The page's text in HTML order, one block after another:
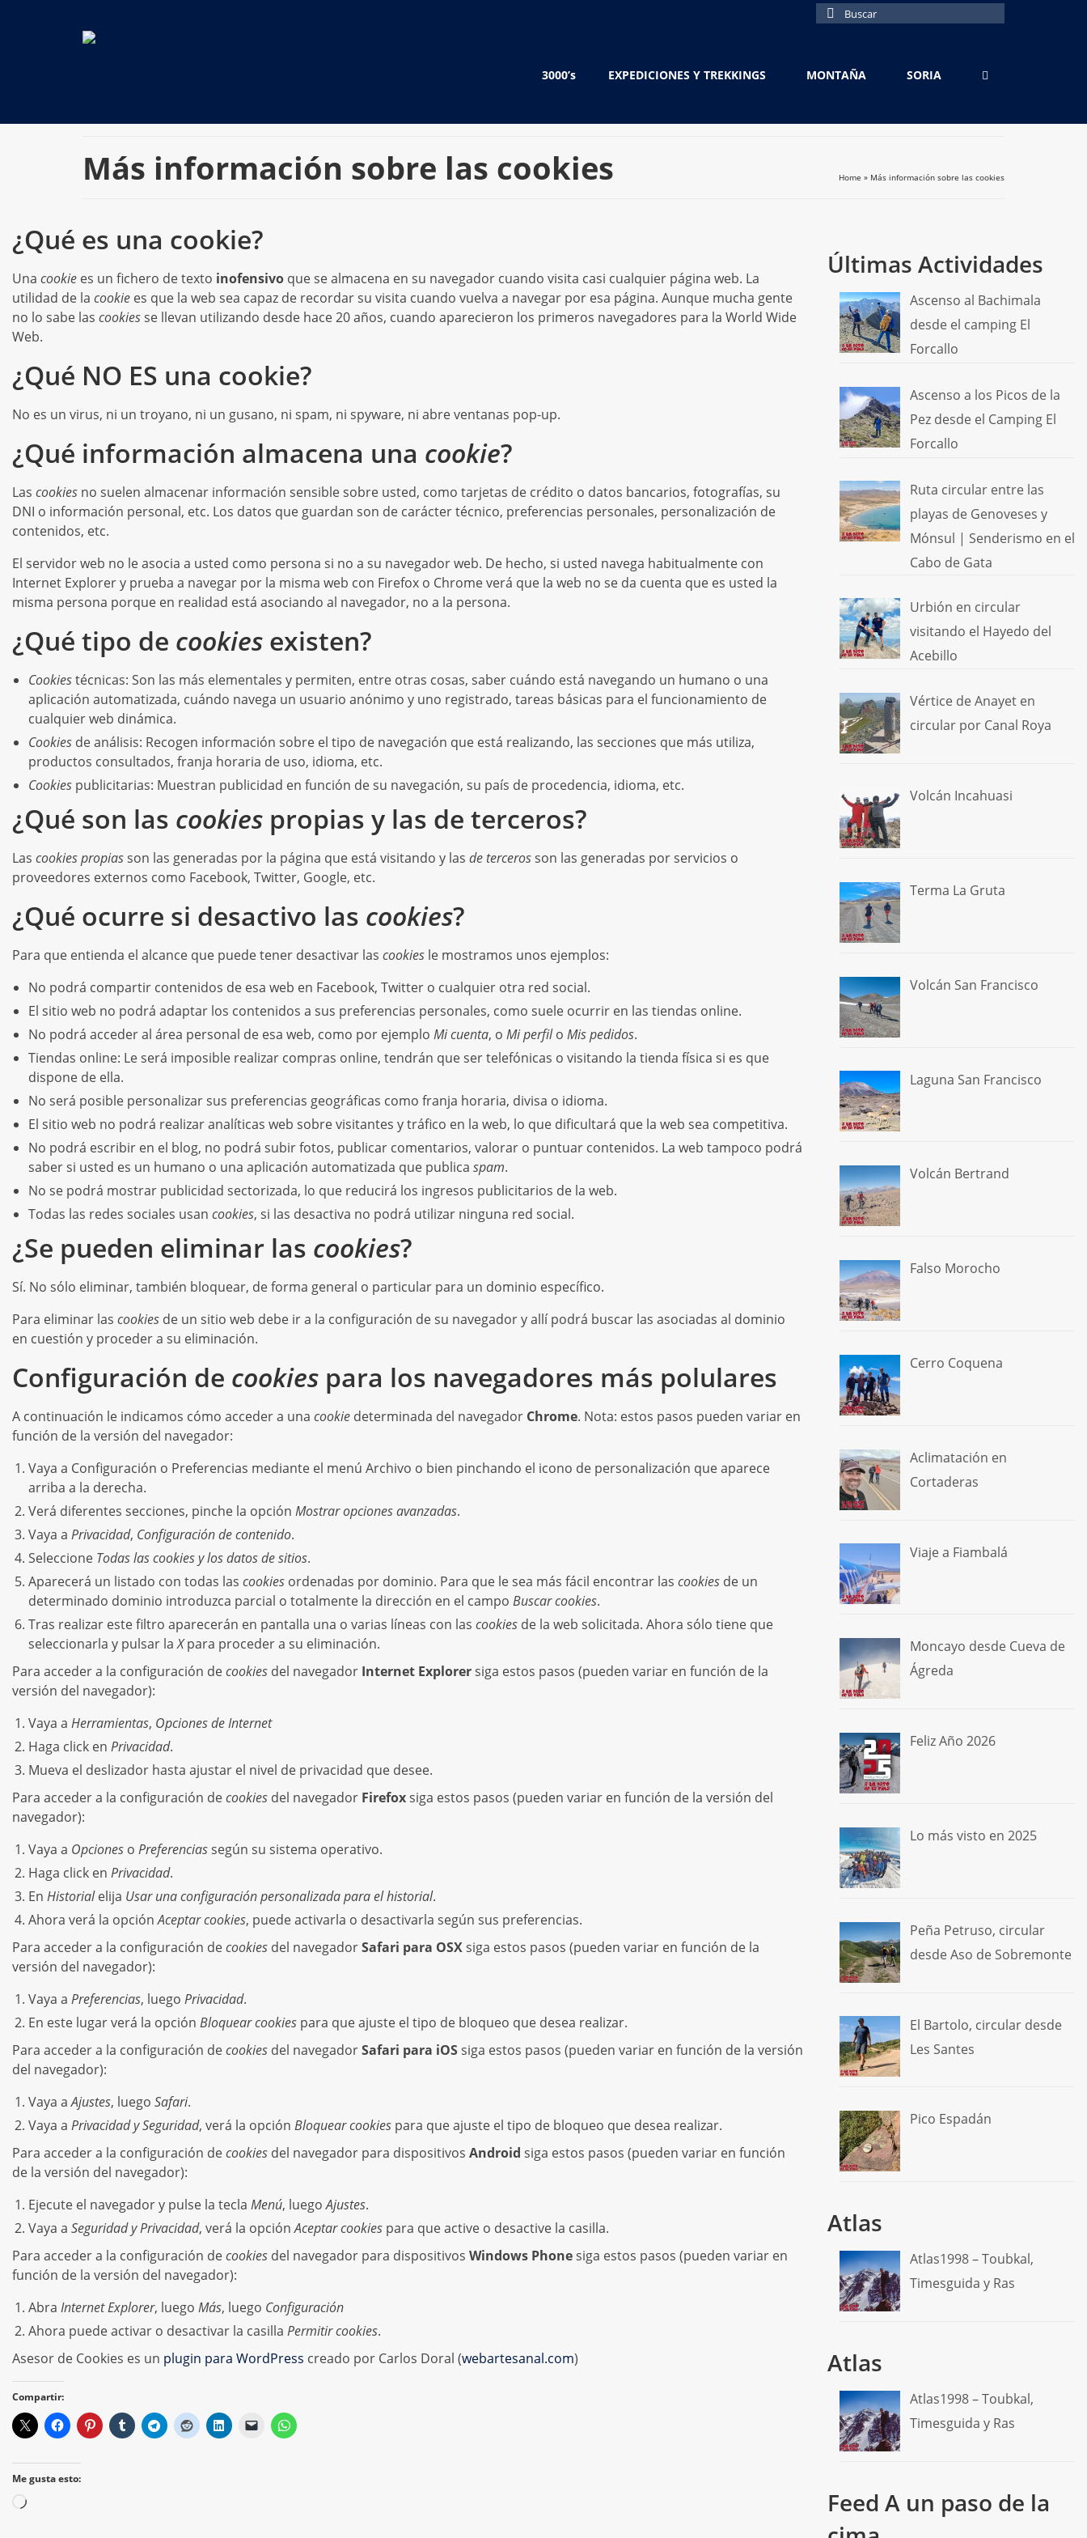
Buscar
3000’s EXPEDICIONES Y TREKKINGS MONTAÑA SORIA
Más información sobre las cookies Home » Más información sobre las cookies
¿Qué es una cookie?
Una cookie es un fichero de texto inofensivo que se almacena en su navegador cuando visita casi cualquier página web. La
utilidad de la cookie es que la web sea capaz de recordar su visita cuando vuelva a navegar por esa página. Aunque mucha gente
no lo sabe las cookiesse llevan utilizando desde hace 20 años, cuando aparecieron los primeros navegadores para la World Wide
Web.
¿Qué NO ES una cookie?
No es un virus, ni un troyano, ni un gusano, ni spam, ni spyware, ni abre ventanas pop-up.
¿Qué información almacena una cookie?
Las cookies no suelen almacenar información sensible sobre usted, como tarjetas de crédito o datos bancarios, fotografías, su
DNI o información personal, etc. Los datos que guardan son de carácter técnico, preferencias personales, personalización de
contenidos, etc.
El servidor web no le asocia a usted como persona si no a su navegador web. De hecho, si usted navega habitualmente con
Internet Explorer y prueba a navegar por la misma web con Firefox o Chrome verá que la web no se da cuenta que es usted la
misma persona porque en realidad está asociando al navegador, no a la persona.
¿Qué tipo de cookies existen?
Cookiestécnicas: Son las más elementales y permiten, entre otras cosas, saber cuándo está navegando un humano o una
aplicación automatizada, cuándo navega un usuario anónimo y uno registrado, tareas básicas para el funcionamiento de
cualquier web dinámica.
Cookies de análisis: Recogen información sobre el tipo de navegación que está realizando, las secciones que más utiliza,
productos consultados, franja horaria de uso, idioma, etc.
Cookies publicitarias: Muestran publicidad en función de su navegación, su país de procedencia, idioma, etc.
¿Qué son las cookies propias y las de terceros?
Las cookies propiasson las generadas por la página que está visitando y las de tercerosson las generadas por servicios o
proveedores externos como Facebook, Twitter, Google, etc.
¿Qué ocurre si desactivo las cookies?
Para que entienda el alcance que puede tener desactivar las cookies le mostramos unos ejemplos:
No podrá compartir contenidos de esa web en Facebook, Twitter o cualquier otra red social.
El sitio web no podrá adaptar los contenidos a sus preferencias personales, como suele ocurrir en las tiendas online.
No podrá acceder al área personal de esa web, como por ejemplo Mi cuenta, o Mi perfilo Mis pedidos.
Tiendas online: Le será imposible realizar compras online, tendrán que ser telefónicas o visitando la tienda física si es que
dispone de ella.
No será posible personalizar sus preferencias geográficas como franja horaria, divisa o idioma.
El sitio web no podrá realizar analíticas web sobre visitantes y tráfico en la web, lo que dificultará que la web sea competitiva.
No podrá escribir en el blog, no podrá subir fotos, publicar comentarios, valorar o puntuar contenidos. La web tampoco podrá
saber si usted es un humano o una aplicación automatizada que publica spam.
No se podrá mostrar publicidad sectorizada, lo que reducirá los ingresos publicitarios de la web.
Todas las redes sociales usan cookies, si las desactiva no podrá utilizar ninguna red social.
¿Se pueden eliminar las cookies?
Sí. No sólo eliminar, también bloquear, de forma general o particular para un dominio específico.
Para eliminar las cookies de un sitio web debe ir a la configuración de su navegador y allí podrá buscar las asociadas al dominio
en cuestión y proceder a su eliminación.
Configuración de cookies para los navegadores más polulares
A continuación le indicamos cómo acceder a una cookie determinada del navegador Chrome. Nota: estos pasos pueden variar en
función de la versión del navegador:
Vaya a Configuración o Preferencias mediante el menú Archivo o bien pinchando el icono de personalización que aparece
arriba a la derecha.
Verá diferentes secciones, pinche la opción Mostrar opciones avanzadas.
Vaya a Privacidad, Configuración de contenido.
Seleccione Todas lascookiesy los datos de sitios.
Aparecerá un listado con todas las cookies ordenadas por dominio. Para que le sea más fácil encontrar las cookies de un
determinado dominio introduzca parcial o totalmente la dirección en el campo Buscar cookies.
Tras realizar este filtro aparecerán en pantalla una o varias líneas con las cookies de la web solicitada. Ahora sólo tiene que
seleccionarla y pulsar laXpara proceder a su eliminación.
Para acceder a la configuración decookies del navegador Internet Explorersiga estos pasos (pueden variar en función de la
versión del navegador):
Vaya a Herramientas, Opciones de Internet
Haga click en Privacidad.
Mueva el deslizador hasta ajustar el nivel de privacidad que desee.
Para acceder a la configuración decookies del navegador Firefoxsiga estos pasos (pueden variar en función de la versión del
navegador):
Vaya a Opciones o Preferenciassegún su sistema operativo.
Haga click en Privacidad.
En Historialelija Usar una configuración personalizada para el historial.
Ahora verá la opciónAceptar cookies, puede activarla o desactivarla según sus preferencias.
Para acceder a la configuración decookies del navegadorSafari para OSXsiga estos pasos (pueden variar en función de la
versión del navegador):
Vaya a Preferencias, luego Privacidad.
En este lugar verá la opción Bloquear cookies para que ajuste el tipo de bloqueo que desea realizar.
Para acceder a la configuración decookies del navegadorSafari para iOSsiga estos pasos (pueden variar en función de la versión
del navegador):
Vaya aAjustes, luego Safari.
Vaya a Privacidad y Seguridad, verá la opción Bloquear cookies para que ajuste el tipo de bloqueo que desea realizar.
Para acceder a la configuración decookies del navegador para dispositivos Android siga estos pasos (pueden variar en función
de la versión del navegador):
Ejecute el navegador y pulse la tecla Menú, luegoAjustes.
Vaya a Seguridad y Privacidad, verá la opciónAceptar cookies para que active o desactive la casilla.
Para acceder a la configuración decookies del navegador para dispositivos Windows Phonesiga estos pasos (pueden variar en
función de la versión del navegador):
Abra Internet Explorer, luego Más, luego Configuración
Ahora puede activar o desactivar la casilla Permitir cookies.
Asesor de Cookies es un plugin para WordPress creado por Carlos Doral (webartesanal.com)
Compartir:
Me gusta esto:
Cargando...
Últimas Actividades
Ascenso al Bachimala
desde el camping El
Forcallo
Ascenso a los Picos de la
Pez desde el Camping El
Forcallo
Ruta circular entre las
playas de Genoveses y
Mónsul | Senderismo en el
Cabo de Gata
Urbión en circular
visitando el Hayedo del
Acebillo
Vértice de Anayet en
circular por Canal Roya
Volcán Incahuasi
Terma La Gruta
Volcán San Francisco
Laguna San Francisco
Volcán Bertrand
Falso Morocho
Cerro Coquena
Aclimatación en
Cortaderas
Viaje a Fiambalá
Moncayo desde Cueva de
Ágreda
Feliz Año 2026
Lo más visto en 2025
Peña Petruso, circular
desde Aso de Sobremonte
El Bartolo, circular desde
Les Santes
Pico Espadán
Atlas
Atlas1998 – Toubkal,
Timesguida y Ras
Atlas
Atlas1998 – Toubkal,
Timesguida y Ras
Feed A un paso de la